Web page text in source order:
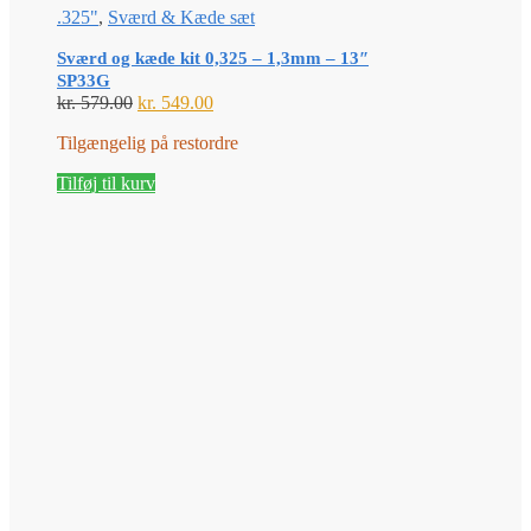
.325", Sværd & Kæde sæt
Sværd og kæde kit 0,325 – 1,3mm – 13″
SP33G
kr.579.00 Den
pris
kr. 579.00.
kr. 549.00Den
pris
Tilgængelig på restordre
Tilføj til kurv